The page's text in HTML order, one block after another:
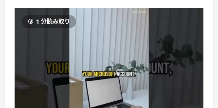
1 分読み取り